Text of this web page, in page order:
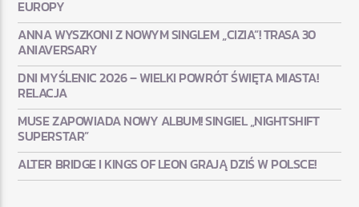
EUROPY
ANNA WYSZKONI Z NOWYM SINGLEM „CIZIA”! TRASA 30
ANIAVERSARY
DNI MYŚLENIC 2026 – WIELKI POWRÓT ŚWIĘTA MIASTA!
RELACJA
MUSE ZAPOWIADA NOWY ALBUM! SINGIEL „NIGHTSHIFT
SUPERSTAR”
ALTER BRIDGE I KINGS OF LEON GRAJĄ DZIŚ W POLSCE!